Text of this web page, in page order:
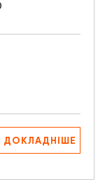
ДОКЛАДНІШЕ